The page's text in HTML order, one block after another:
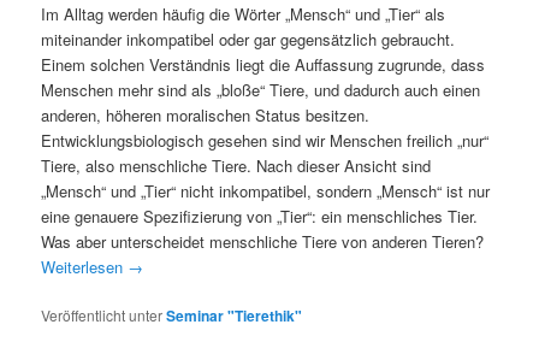
Im Alltag werden häufig die Wörter „Mensch“ und „Tier“ als
miteinander inkompatibel oder gar gegensätzlich gebraucht.
Einem solchen Verständnis liegt die Auffassung zugrunde, dass
Menschen mehr sind als „bloße“ Tiere, und dadurch auch einen
anderen, höheren moralischen Status besitzen.
Entwicklungsbiologisch gesehen sind wir Menschen freilich „nur“
Tiere, also menschliche Tiere. Nach dieser Ansicht sind
„Mensch“ und „Tier“ nicht inkompatibel, sondern „Mensch“ ist nur
eine genauere Spezifizierung von „Tier“: ein menschliches Tier.
Was aber unterscheidet menschliche Tiere von anderen Tieren?
Weiterlesen →
Veröffentlicht unterSeminar "Tierethik"